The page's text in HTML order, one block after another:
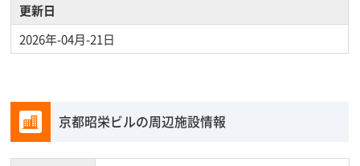
更新日
2026年-04月-21日
京都昭栄ビルの周辺施設情報